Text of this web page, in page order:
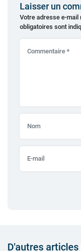
Laisser un
Votre adresse e-mail
obligatoires sont
D'autres